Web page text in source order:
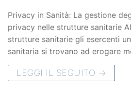
Privacy in Sanità: La gestione
privacy nelle strutture sanitarie
strutture sanitarie gli esercenti
sanitaria si trovano ad erogare
LEGGI IL SEGUITO →